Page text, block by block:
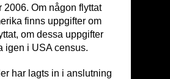
2006. Om någon flyttat
finns uppgifter om
om dessa uppgifter
igen i USA census.
har lagts in i anslutning